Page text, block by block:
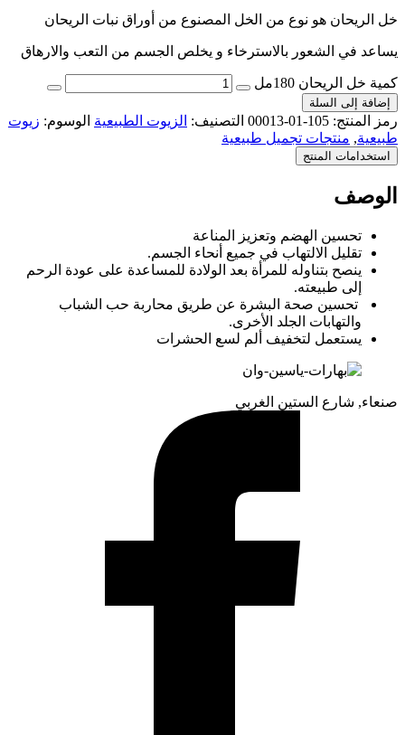
خل الريحان هو نوع من الخل المصنوع من أوراق نبات الريحان
يساعد في الشعور بالاسترخاء و يخلص الجسم من التعب والارهاق
كمية خل الريحان 180مل
إضافة إلى السلة
رمز المنتج: 105-01-00013 التصنيف: الزيوت الطبيعية الوسوم: زيوت
طبيعية, منتجات تجميل طبيعية
استخدامات المنتج
الوصف
تحسين الهضم وتعزيز المناعة
تقليل الالتهاب في جميع أنحاء الجسم.
ينصح بتناوله للمرأة بعد الولادة للمساعدة على عودة الرحم
إلى طبيعته.
تحسين صحة البشرة عن طريق محاربة حب الشباب
والتهابات الجلد الأخرى.
يستعمل لتخفيف ألم لسع الحشرات
صنعاء, شارع الستين الغربي